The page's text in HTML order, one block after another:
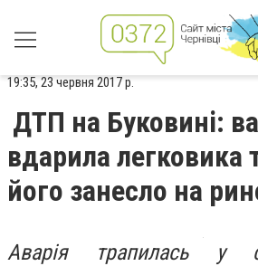
19:35, 23 червня 2017 р.
ДТП на Буковині:
вдарила легковика
його занесло на
Аварія трапилась у